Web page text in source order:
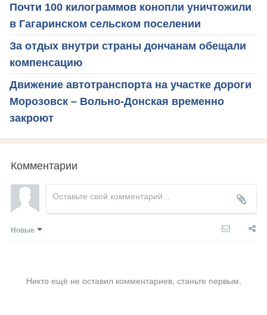
Почти 100 килограммов конопли уничтожили
в Гагаринском сельском поселении
За отдых внутри страны дончанам обещали
компенсацию
Движение автотранспорта на участке дороги
Морозовск – Вольно-Донская временно
закроют
Комментарии
Новые
Никто ещё не оставил комментариев, станьте первым.